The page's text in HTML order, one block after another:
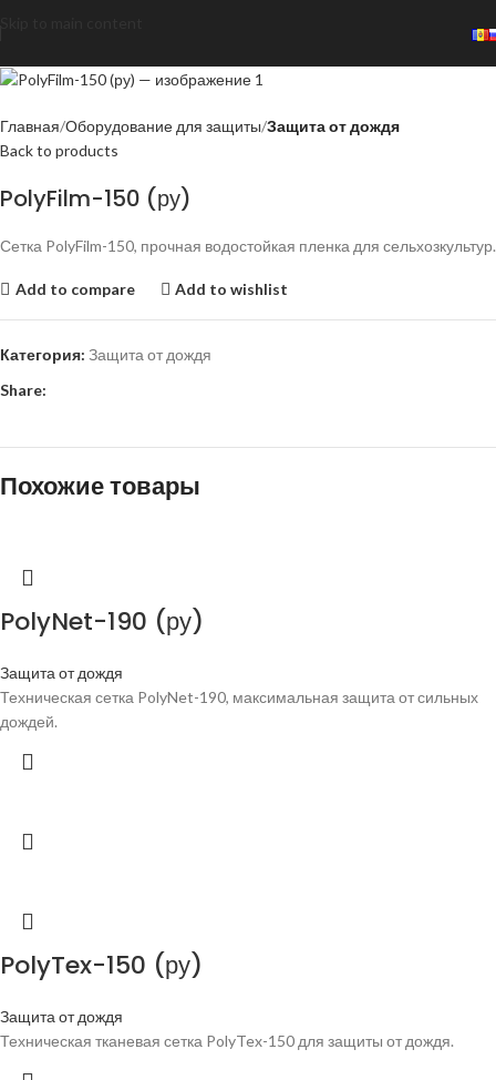
Главная Оборудование для защиты Защита от дождя
Back to products
PolyFilm-150 (ру)
Сетка PolyFilm-150, прочная водостойкая пленка для сельхозкультур.
Add to compare Add to wishlist
Категория: Защита от дождя
Share:
Похожие товары
PolyNet-190 (ру)
Защита от дождя
Техническая сетка PolyNet-190, максимальная защита от сильных
дождей.
PolyTex-150 (ру)
Защита от дождя
Техническая тканевая сетка PolyTex-150 для защиты от дождя.